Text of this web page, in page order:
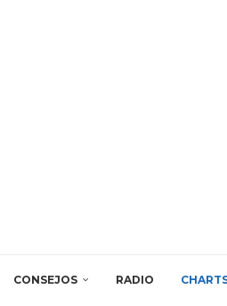
CONSEJOS RADIO